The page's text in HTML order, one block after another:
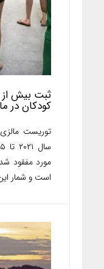
کودکان در
توریست
مورد مفقود
است و شمار